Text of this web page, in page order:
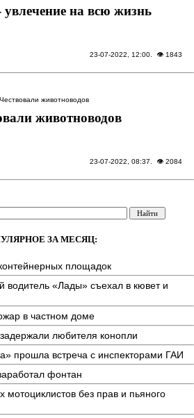
на всю жизнь
23-07-2022, 12:00. 👁 1843
животноводов
23-07-2022, 08:37 . 👁 2084
ЗА МЕСЯЦ:
площадок
водитель «Лады» съехал в кювет и
в частном доме
любителя конопли
прошла встреча с инспекторами ГАИ
фонтан
без прав и пьяного